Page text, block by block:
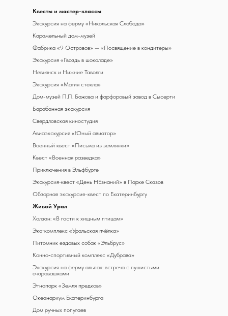
Квесты и мастер-классы
Экскурсия на ферму «Никольская Слобода»
Карамельный дом-музей
Фабрика «9 Островов» — «Посвящение в кондитеры»
Экскурсия «Гвоздь в шоколаде»
Невьянск и Нижние Таволги
Экскурсия «Магия стекла»
Дом-музей П.П. Бажова и фарфоровый завод в Сысерти
Барабанная экскурсия
Свердловская киностудия
Авиаэкскурсия «Юный авиатор»
Военный квест «Письма из землянки»
Квест «Военная разведка»
Приключения в Эльфбурге
Экскурсия‑квест «День НЕзнаний» в Парке Сказов
Обзорная экскурсия-квест по Екатеринбургу
Живой Урал
Холзан: «В гости к хищным птицам»
Эко‑комплекс «Уральская пчёлка»
Питомник ездовых собак «Эльбрус»
Конно‑спортивный комплекс «Дубрава»
Экскурсия на ферму альпак: встреча с пушистыми
очаровашками
Этнопарк «Земля предков»
Океанариум Екатеринбурга
Дом ручных попугаев